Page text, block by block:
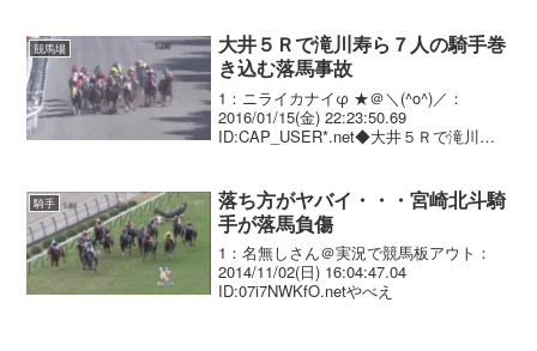
騎手のケガの状況について公式Ｘ...
競馬場
大井５Ｒで滝川寿ら７人の騎手巻
き込む落馬事故
1：ニライカナイφ ★＠＼(^o^)／：
2016/01/15(金) 22:23:50.69
ID:CAP_USER*.net◆大井５Ｒで滝川寿
きた。３コーナーでアエノ...
騎手
落ち方がヤバイ・・・宮崎北斗騎
手が落馬負傷
1：名無しさん＠実況で競馬板アウト：
2014/11/02(日) 16:04:47.04
ID:07i7NWKfO.netやべえ